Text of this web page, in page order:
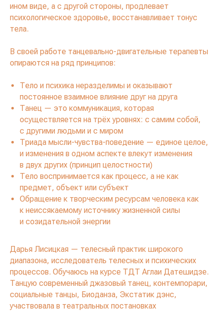
ином виде, а с другой стороны, продлевает
психологическое здоровье, восстанавливает тонус
тела.
В своей работе танцевально-двигательные терапевты
опираются на ряд принципов:
Тело и психика неразделимы и оказывают
постоянное взаимное влияние друг на друга
Танец — это коммуникация, которая
осуществляется на трёх уровнях: с самим собой,
с другими людьми и с миром
Триада мысли-чувства-поведение — единое целое,
и изменения в одном аспекте влекут изменения
в двух других (принцип целостности)
Тело воспринимается как процесс, а не как
предмет, объект или субъект
Обращение к творческим ресурсам человека как
к неиссякаемому источнику жизненной силы
и созидательной энергии
Дарья Лисицкая — телесный практик широкого
диапазона, исследователь телесных и психических
процессов. Обучаюсь на курсе ТДТ Аглаи Датешидзе.
Танцую современный джазовый танец, контемпорари,
социальные танцы, Биоданза, Экстатик дэнс,
участвовала в театральных постановках